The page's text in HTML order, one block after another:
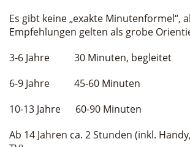
Es gibt keine „exakte Minutenformel“,
Empfehlungen gelten als grobe
3-6 Jahre 30 Minuten, begleitet
6-9 Jahre 45-60 Minuten
10-13 Jahre 60-90 Minuten
Ab 14 Jahren ca. 2 Stunden (inkl.